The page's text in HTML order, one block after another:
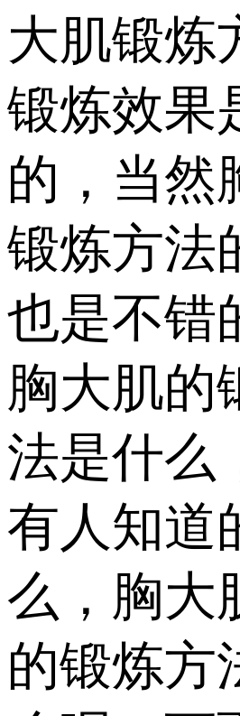
大肌锻炼
锻炼效果
的，当然
锻炼方法
也是不错
胸大肌的
法是什么
有人知道
么，胸大
的锻炼方